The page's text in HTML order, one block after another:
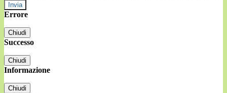
Errore
Chiudi
Successo
Chiudi
Informazione
Chiudi